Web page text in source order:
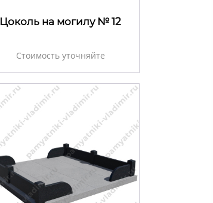
Цоколь на могилу № 12
Стоимость уточняйте